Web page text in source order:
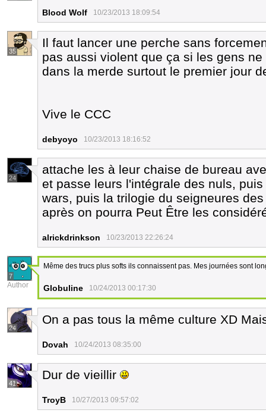
Blood Wolf 10/23/2013 18:09:54
35
Il faut lancer une perche sans
pas aussi violent que ça si les gens
dans la merde surtout le premier jour
Vive le CCC
debyoyo 10/23/2013 18:16:52
24
attache les à leur chaise de bureau
et passe leurs l'intégrale des nuls,
wars, puis la trilogie du seigneures
après on pourra Peut Être les
alrickdrinkson 10/23/2013 22:26:24
7
Author
Même des trucs plus softs ils connaissent pas. Mes journées sont
Globuline 10/24/2013 00:17:30
24
On a pas tous la même culture XD
Dovah 10/24/2013 08:35:00
41
Dur de vieillir
TroyB 10/27/2013 09:57:02